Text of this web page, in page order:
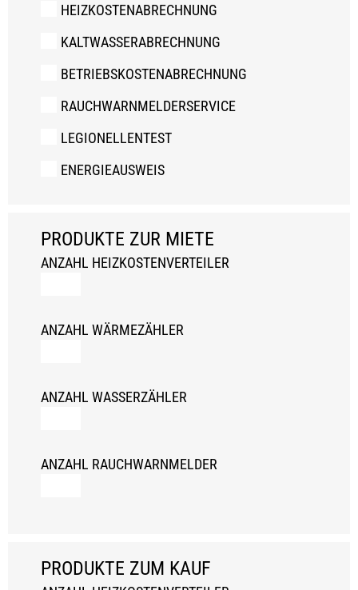
HEIZKOSTENABRECHNUNG
KALTWASSERABRECHNUNG
BETRIEBSKOSTENABRECHNUNG
RAUCHWARNMELDERSERVICE
LEGIONELLENTEST
ENERGIEAUSWEIS
PRODUKTE ZUR MIETE
ANZAHL HEIZKOSTENVERTEILER
ANZAHL WÄRMEZÄHLER
ANZAHL WASSERZÄHLER
ANZAHL RAUCHWARNMELDER
PRODUKTE ZUM KAUF